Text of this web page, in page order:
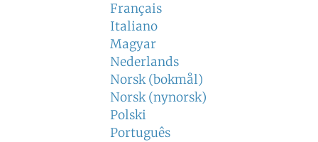
Français
Italiano
Magyar
Nederlands
Norsk (bokmål)
Norsk (nynorsk)
Polski
Português